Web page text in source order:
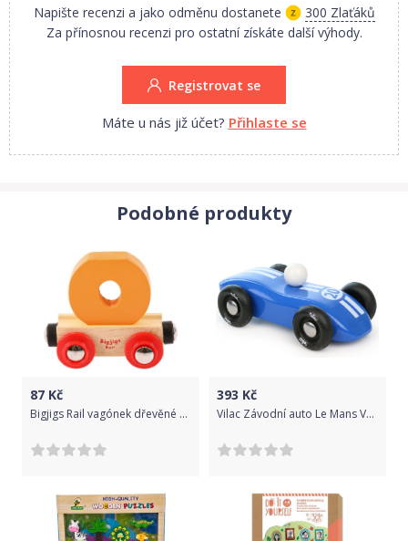
Napište recenzi a jako odměnu dostanete
300 Zlaťáků
Za přínosnou recenzi pro ostatní získáte další výhody.
Registrovat se
Máte u nás již účet? Přihlaste se
Podobné produkty
87 Kč
Bigjigs Rail vagónek dřevěné vláčkodráhy - Písmeno O
393 Kč
Vilac Závodní auto Le Mans Varianta: Modrá